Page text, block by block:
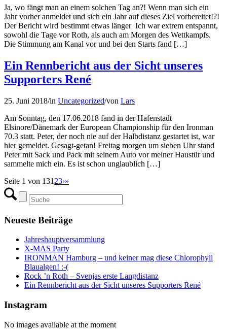
Ja, wo fängt man an einem solchen Tag an?! Wenn man sich ein
Jahr vorher anmeldet und sich ein Jahr auf dieses Ziel vorbereitet!?!
Der Bericht wird bestimmt etwas länger Ich war extrem entspannt,
sowohl die Tage vor Roth, als auch am Morgen des Wettkampfs.
Die Stimmung am Kanal vor und bei den Starts fand […]
Ein Rennbericht aus der Sicht unseres
Supporters René
25. Juni 2018/in Uncategorized/von Lars
Am Sonntag, den 17.06.2018 fand in der Hafenstadt
Elsinore/Dänemark der European Championship für den Ironman
70.3 statt. Peter, der noch nie auf der Halbdistanz gestartet ist, war
hier gemeldet. Gesagt-getan! Freitag morgen um sieben Uhr stand
Peter mit Sack und Pack mit seinem Auto vor meiner Haustür und
sammelte mich ein. Es ist schon unglaublich […]
Seite 1 von 131 23›»
Neueste Beiträge
Jahreshauptversammlung
X-MAS Party
IRONMAN Hamburg – und keiner mag diese Chlorophyll
Blaualgen! :-(
Rock ’n Roth – Svenjas erste Langdistanz
Ein Rennbericht aus der Sicht unseres Supporters René
Instagram
No images available at the moment